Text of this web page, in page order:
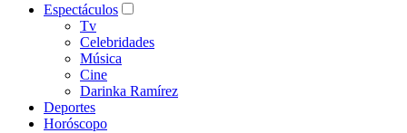
Espectáculos
Tv
Celebridades
Música
Cine
Darinka Ramírez
Deportes
Horóscopo